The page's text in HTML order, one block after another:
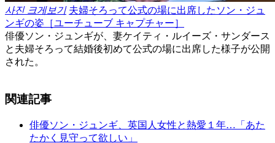
사진 크게보기 夫婦そろって公式の場に出席したソン・ジュ
ンギの姿［ユーチューブ キャプチャー］
俳優ソン・ジュンギが、妻ケイティ・ルイーズ・サンダース
と夫婦そろって結婚後初めて公式の場に出席した様子が公開
された。
関連記事
俳優ソン・ジュンギ、英国人女性と熱愛１年…「あた
たかく見守って欲しい」